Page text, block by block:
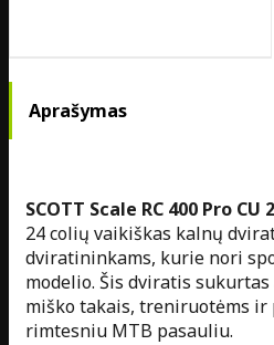
Aprašymas
SCOTT Scale RC 400 Pro CU
24 colių vaikiškas kalnų
dviratininkams, kurie nori
modelio. Šis dviratis
miško takais, treniruotėms
rimtesniu MTB pasauliu.